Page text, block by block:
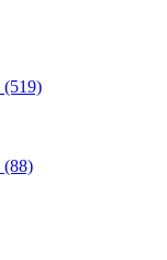
(519)
(88)